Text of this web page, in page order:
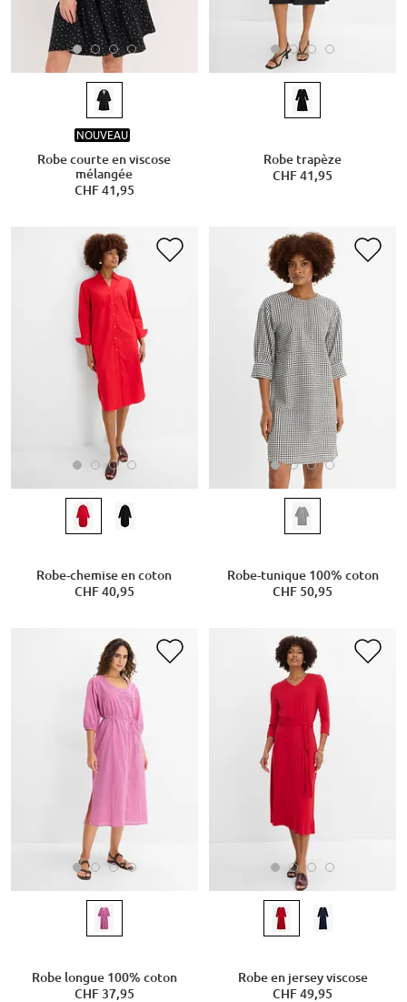
NOUVEAU
Robe courte en viscose
mélangée
CHF 41,95
Robe trapèze
CHF 41,95
Robe-chemise en coton
CHF 40,95
Robe-tunique 100% coton
CHF 50,95
Robe longue 100% coton
CHF 37,95
Robe en jersey viscose
CHF 49,95